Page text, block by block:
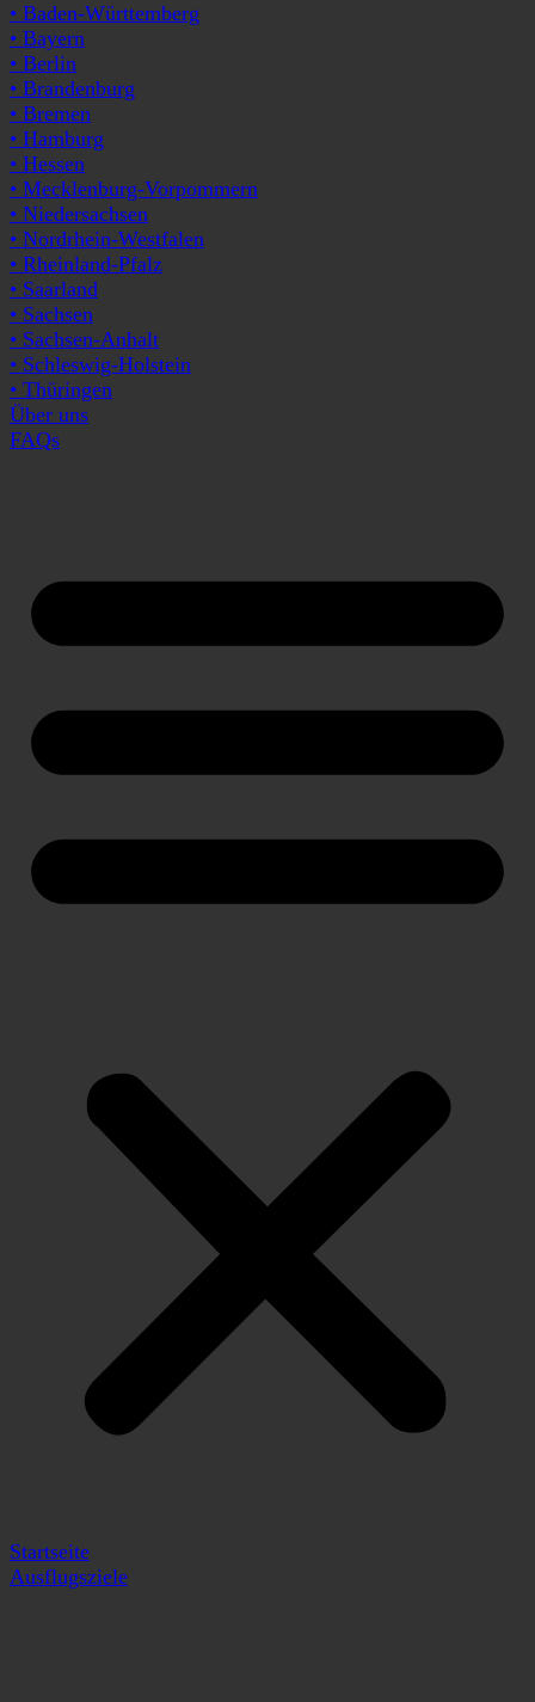
• Baden-Württemberg
• Bayern
• Berlin
• Brandenburg
• Bremen
• Hamburg
• Hessen
• Mecklenburg-Vorpommern
• Niedersachsen
• Nordrhein-Westfalen
• Rheinland-Pfalz
• Saarland
• Sachsen
• Sachsen-Anhalt
• Schleswig-Holstein
• Thüringen
Über uns
FAQs
Startseite
Ausflugsziele